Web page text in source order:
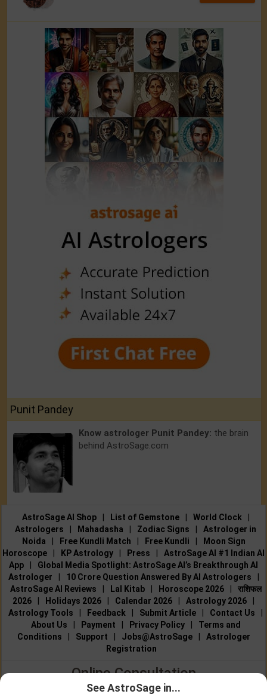
Punit Pandey
Know astrologer Punit Pandey: the brain
behind AstroSage.com
AstroSage AI Shop | List of Gemstone | World Clock
|
Astrologers
| Mahadasha | Zodiac Signs |
Astrologer in
Noida
| Free Kundli Match | Free Kundli |
Moon Sign
Horoscope
| KP Astrology | Press |
AstroSage AI #1 Indian AI
App
|
Global Media Spotlight: AstroSage AI’s Breakthrough AI
Astrologer
| 10 Crore Question Answered By AI Astrologers
|
AstroSage AI Reviews
| Lal Kitab | Horoscope 2026 |
राशिफल
2026
| Holidays 2026 | Calendar 2026 | Astrology 2026
|
Astrology Tools
| Feedback | Submit Article | Contact Us
|
About Us
| Payment | Privacy Policy |
Terms and
Conditions
| Support | Jobs@AstroSage |
Astrologer
Registration
Online Consultation
Talk to Astrologers|Chat with Astrologer
See AstroSage in...